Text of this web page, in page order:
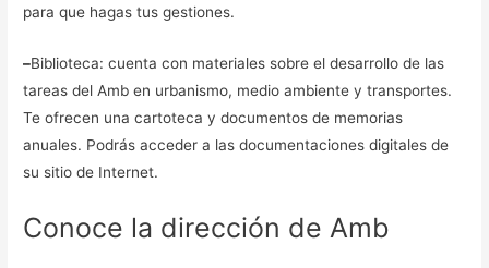
para que hagas tus gestiones.
–Biblioteca: cuenta con materiales sobre el desarrollo de las
tareas del Amb en urbanismo, medio ambiente y transportes.
Te ofrecen una cartoteca y documentos de memorias
anuales. Podrás acceder a las documentaciones digitales de
su sitio de Internet.
Conoce la dirección de Amb